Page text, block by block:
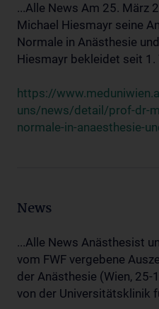
...Alle News Am 25. März
Michael Hiesmayr seine
Normale in Anästhesie
Hiesmayr bekleidet seit 1.
https://
uns/news/detail/prof-dr-
normale-in-anaesthesie-
News
...Alle News Anästhesist
vom FWF vergebene
der Anästhesie (Wien,
von der Universitätsklinik